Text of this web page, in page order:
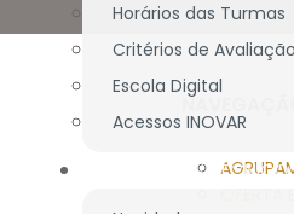
Horários das Turmas
Critérios de Avaliação
Escola Digital
Acessos INOVAR
DOCENTES /
NAVEGAÇÃO